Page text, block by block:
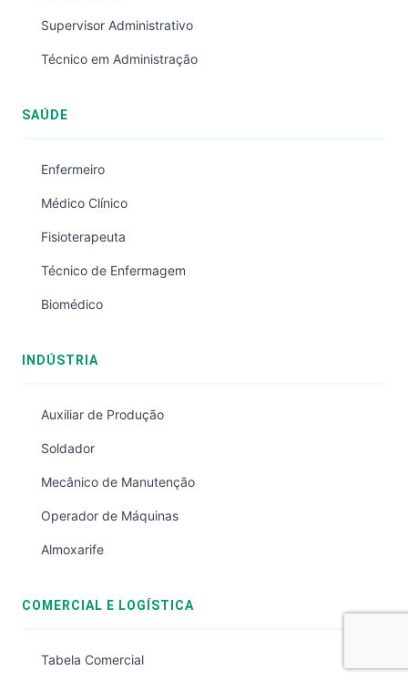
Supervisor Administrativo
Técnico em Administração
SAÚDE
Enfermeiro
Médico Clínico
Fisioterapeuta
Técnico de Enfermagem
Biomédico
INDÚSTRIA
Auxiliar de Produção
Soldador
Mecânico de Manutenção
Operador de Máquinas
Almoxarife
COMERCIAL E LOGÍSTICA
Tabela Comercial